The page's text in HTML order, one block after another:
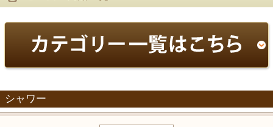
シャワー